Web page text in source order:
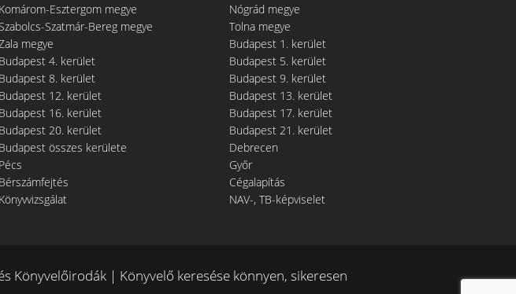
Komárom-Esztergom megye
Nógrád megye
Szatmár-Bereg megye
Tolna megye
megye
Budapest 1. kerület
Budapest 4. kerület
Budapest 5. kerület
Budapest 8. kerület
Budapest 9. kerület
Budapest 12. kerület
Budapest 13. kerület
Budapest 16. kerület
Budapest 17. kerület
Budapest 20. kerület
Budapest 21. kerület
Budapest összes kerülete
Debrecen
Pécs
Győr
Bérszámfejtés
Cégalapítás
Könyvvizsgálat
NAV-, TB-képviselet
Könyvelőirodák | Könyvelő keresése könnyen, sikeresen